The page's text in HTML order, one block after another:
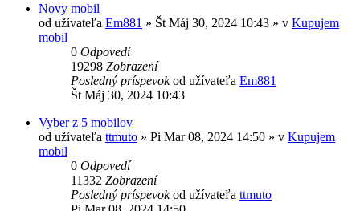
Novy mobil
od užívateľa Em881 » Št Máj 30, 2024 10:43 » v Kupujem
mobil
0 Odpovedí
19298 Zobrazení
Posledný príspevokod užívateľa Em881
Št Máj 30, 2024 10:43
Vyber z 5 mobilov
od užívateľa ttmuto » Pi Mar 08, 2024 14:50 » v Kupujem
mobil
0 Odpovedí
11332 Zobrazení
Posledný príspevokod užívateľa ttmuto